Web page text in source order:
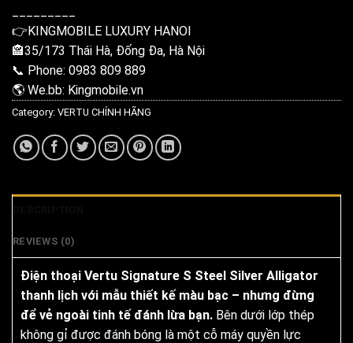
👉KINGMOBILE LUXURY HANOI
🏤35/173 Thái Hà, Đống Đa, Hà Nội
📞 Phone: 0983 809 889
🌎 We.bb: Kingmobile.vn
Category: VERTU CHÍNH HÃNG
REVIEWS (0)
Điện thoại Vertu Signature S Steel Silver Alligator
thanh lịch với mẫu thiết kế màu bạc – nhưng đừng
để vẻ ngoài tinh tế đánh lừa bạn. Bên dưới lớp thép
không gỉ được đánh bóng là một cỗ máy quyền lực